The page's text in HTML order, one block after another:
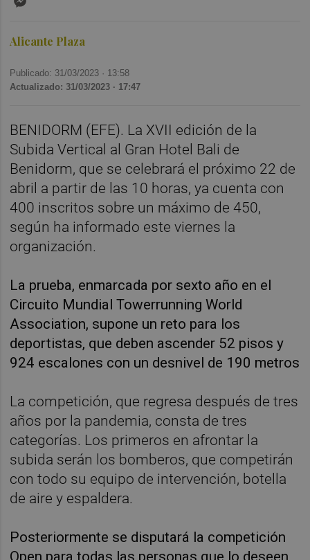
Alicante Plaza
Publicado: 31/03/2023 · 13:58
Actualizado: 31/03/2023 · 17:47
BENIDORM (EFE). La XVII edición de la
Subida Vertical al Gran Hotel Bali de
Benidorm, que se celebrará el próximo 22 de
abril a partir de las 10 horas, ya cuenta con
400 inscritos sobre un máximo de 450,
según ha informado este viernes la
organización.
La prueba, enmarcada por sexto año en el
Circuito Mundial Towerrunning World
Association, supone un reto para los
deportistas, que deben ascender 52 pisos y
924 escalones con un desnivel de 190 metros
La competición, que regresa después de tres
años por la pandemia, consta de tres
categorías. Los primeros en afrontar la
subida serán los bomberos, que competirán
con todo su equipo de intervención, botella
de aire y espaldera.
Posteriormente se disputará la competición
Open para todas las personas que lo deseen